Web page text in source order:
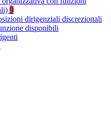
9
dirigenziali discrezionali
disponibili